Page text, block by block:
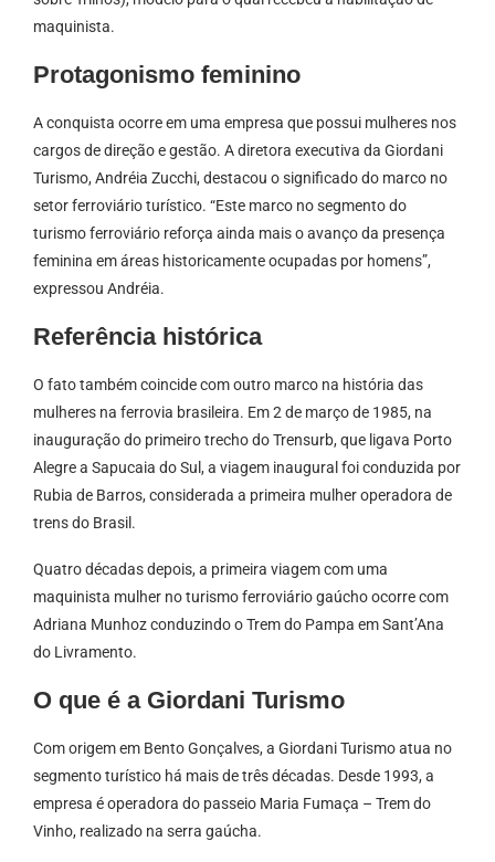
maquinista.
Protagonismo feminino
A conquista ocorre em uma empresa que possui mulheres nos
cargos de direção e gestão. A diretora executiva da Giordani
Turismo, Andréia Zucchi, destacou o significado do marco no
setor ferroviário turístico. “Este marco no segmento do
turismo ferroviário reforça ainda mais o avanço da presença
feminina em áreas historicamente ocupadas por homens”,
expressou Andréia.
Referência histórica
O fato também coincide com outro marco na história das
mulheres na ferrovia brasileira. Em 2 de março de 1985, na
inauguração do primeiro trecho do Trensurb, que ligava Porto
Alegre a Sapucaia do Sul, a viagem inaugural foi conduzida por
Rubia de Barros, considerada a primeira mulher operadora de
trens do Brasil.
Quatro décadas depois, a primeira viagem com uma
maquinista mulher no turismo ferroviário gaúcho ocorre com
Adriana Munhoz conduzindo o Trem do Pampa em Sant’Ana
do Livramento.
O que é a Giordani Turismo
Com origem em Bento Gonçalves, a Giordani Turismo atua no
segmento turístico há mais de três décadas. Desde 1993, a
empresa é operadora do passeio Maria Fumaça – Trem do
Vinho, realizado na serra gaúcha.